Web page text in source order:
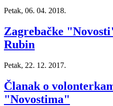
Petak, 06. 04. 2018.
Zagrebačke
Rubin
Petak, 22. 12. 2017.
Članak o
"Novostima"